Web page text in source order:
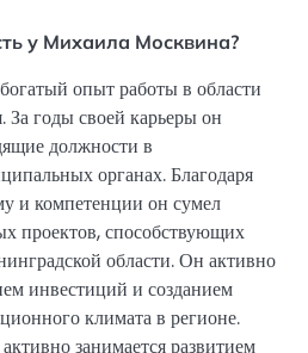
у Михаила Москвина?
опыт работы в области
годы своей карьеры он
должности в
органах. Благодаря
и компетенции он сумел
проектов, способствующих
области. Он активно
инвестиций и созданием
климата в регионе.
занимается развитием